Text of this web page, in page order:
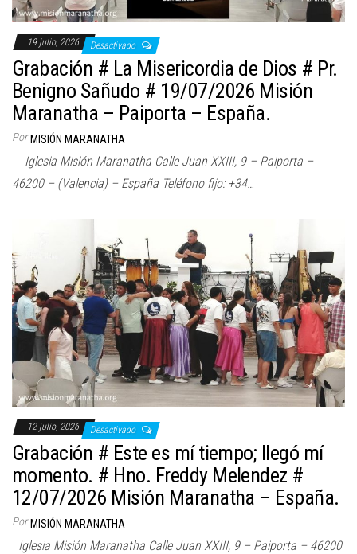
19 julio, 2026 Desactivado
Grabación # La Misericordia de Dios # Pr.
Benigno Sañudo # 19/07/2026 Misión
Maranatha – Paiporta – España.
Por MISIÓN MARANATHA
Iglesia Misión Maranatha Calle Juan XXIII, 9 – Paiporta –
46200 – (Valencia) – España Teléfono fijo: +34…
12 julio, 2026 Desactivado
Grabación # Este es mí tiempo; llegó mí
momento. # Hno. Freddy Melendez #
12/07/2026 Misión Maranatha – España.
Por MISIÓN MARANATHA
Iglesia Misión Maranatha Calle Juan XXIII, 9 – Paiporta – 46200